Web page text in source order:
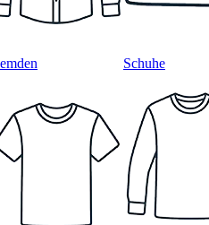
Schuhe